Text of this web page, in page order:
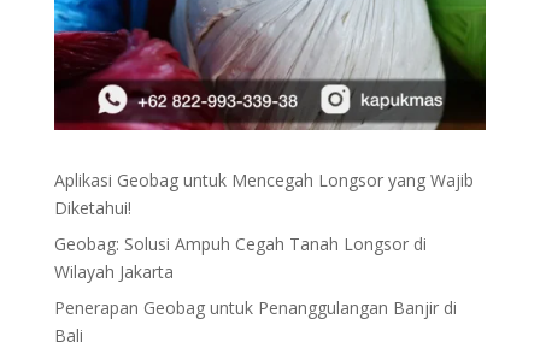
Aplikasi Geobag untuk Mencegah Longsor yang Wajib
Diketahui!
Geobag: Solusi Ampuh Cegah Tanah Longsor di
Wilayah Jakarta
Penerapan Geobag untuk Penanggulangan Banjir di
Bali